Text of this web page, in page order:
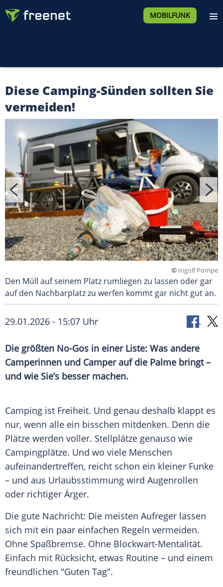
MOBILFUNK
Diese Camping-Sünden sollten Sie
vermeiden!
© Ingolf Pompe
Den Müll auf seinem Platz rumliegen zu lassen oder gar
auf den Nachbarplatz zu werfen kommt gar nicht gut an.
29.01.2026 - 15:07 Uhr
Die größten No-Gos in einer Liste: Was andere
Camperinnen und Camper auf die Palme bringt –
und wie Sie’s besser machen.
Camping ist Freiheit. Und genau deshalb klappt es
nur, wenn alle ein bisschen mitdenken. Denn die
Plätze werden voller. Stellplätze genauso wie
Campingplätze. Und wo viele Menschen
aufeinandertreffen, reicht schon ein kleiner Funke
– und aus Urlaubsstimmung wird Augenrollen
oder richtiger Ärger.
Die gute Nachricht: Die meisten Aufreger lassen
sich mit ein paar einfachen Regeln vermeiden.
Ohne Spaßbremse. Ohne Blockwart-Mentalität.
Einfach mit Rücksicht, etwas Routine – und einem
freundlichen "Guten Tag".